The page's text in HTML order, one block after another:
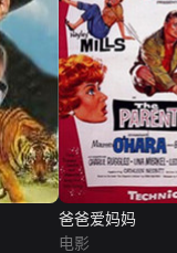
爸爸爱妈妈
电影